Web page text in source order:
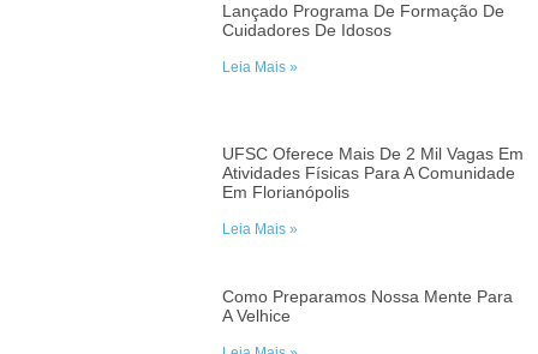
Lançado Programa De Formação De
Cuidadores De Idosos
Leia Mais »
UFSC Oferece Mais De 2 Mil Vagas Em
Atividades Físicas Para A Comunidade
Em Florianópolis
Leia Mais »
Como Preparamos Nossa Mente Para
A Velhice